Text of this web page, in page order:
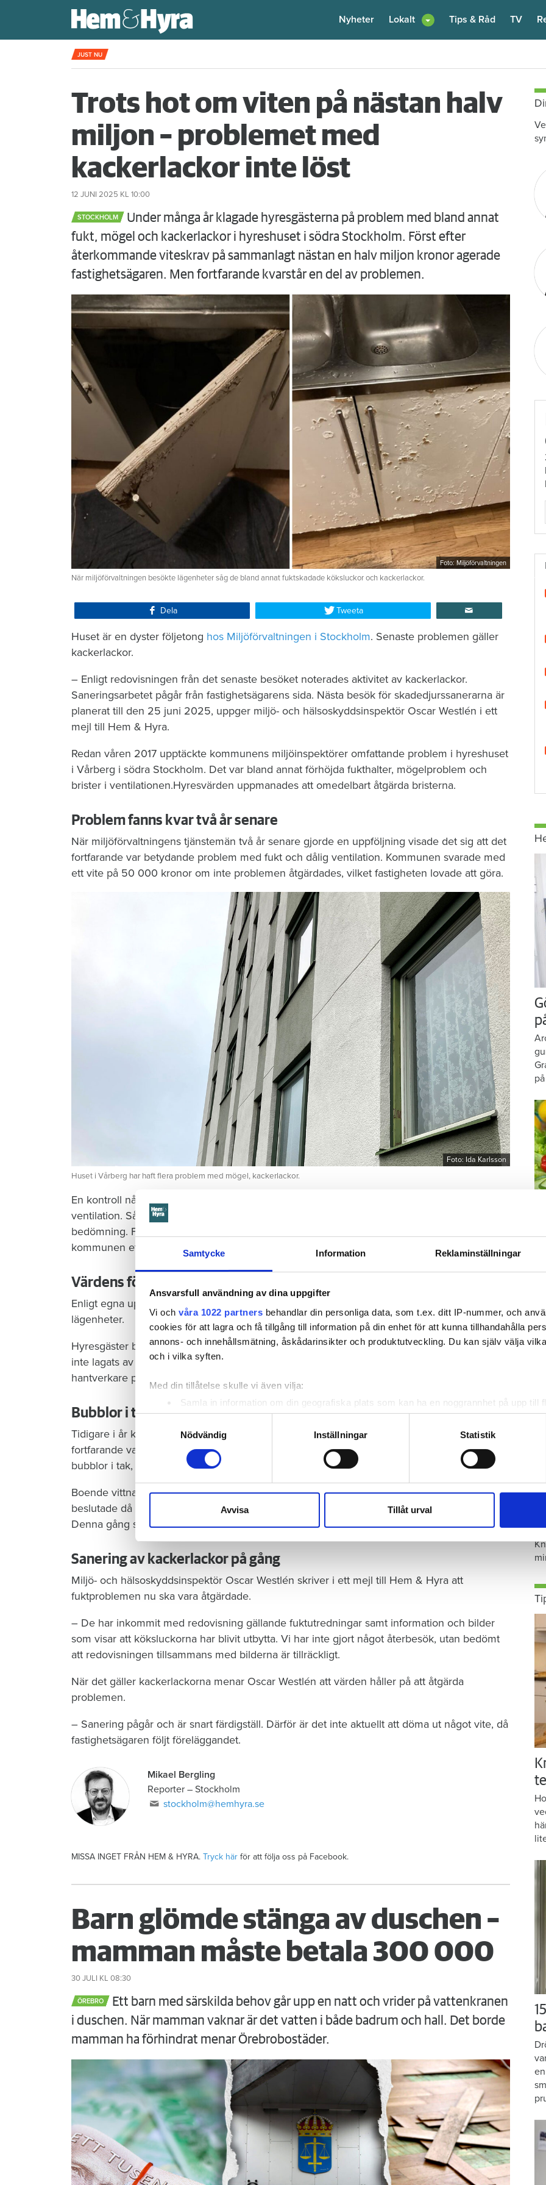
Samtycke Information Reklaminställningar
Ansvarsfull användning av dina uppgifter
Vi och våra 1022 partners behandlar din personliga data, som t.ex. ditt IP-nummer, och
cookies för att lagra och få tillgång till information på din enhet för att kunna tillhandahålla
annons- och innehållsmätning, åskådarinsikter och produktutveckling. Du kan själv välja
och i vilka syften.
Med din tillåtelse skulle vi även vilja:
Samla in information om din geografiska plats som kan ha en noggrannhet på upp till
Identifiera din enhet genom att aktivt skanna den för specifika kännetecken
Ta reda på mer om hur dina personliga uppgifter behandlas och ställ in dina preferenser i
eller dra tillbaka ditt samtycke när som helst från cookie-förklaringen.
sociala medier och analysera vår trafik. Vi vidarebefordrar även sådana identifierare och
till de sociala medier och annons- och analysföretag som vi samarbetar med. Dessa kan i
Samtyckesval
Nödvändig
Inställningar Statistik
Avvisa Tillåt urval
Nyheter Lokalt Tips & Råd TV
JUST NU
Trots hot om viten på nästan halv
miljon – problemet med
kackerlackor inte löst
12 JUNI 2025 KL 10:00
STOCKHOLM
Under många år klagade hyresgästerna på problem med bland annat
fukt, mögel och kackerlackor i hyreshuset i södra Stockholm. Först efter
återkommande viteskrav på sammanlagt nästan en halv miljon kronor agerade
fastighetsägaren. Men fortfarande kvarstår en del av problemen.
Foto: Miljöförvaltningen
När miljöförvaltningen besökte lägenheter såg de bland annat fuktskadade köksluckor och kackerlackor.
Dela Tweeta
Huset är en dyster följetong hos Miljöförvaltningen i Stockholm. Senaste problemen gäller
kackerlackor.
– Enligt redovisningen från det senaste besöket noterades aktivitet av kackerlackor.
Saneringsarbetet pågår från fastighetsägarens sida. Nästa besök för skadedjurssanerarna är
planerat till den 25 juni 2025, uppger miljö- och hälsoskyddsinspektör Oscar Westlén i ett
mejl till Hem & Hyra.
Redan våren 2017 upptäckte kommunens miljöinspektörer omfattande problem i hyreshuset
i Vårberg i södra Stockholm. Det var bland annat förhöjda fukthalter, mögelproblem och
brister i ventilationen.Hyresvärden uppmanades att omedelbart åtgärda bristerna.
Problem fanns kvar två år senare
När miljöförvaltningens tjänstemän två år senare gjorde en uppföljning visade det sig att det
fortfarande var betydande problem med fukt och dålig ventilation. Kommunen svarade med
ett vite på 50 000 kronor om inte problemen åtgärdades, vilket fastigheten lovade att göra.
Foto: Ida Karlsson
Huset i Vårberg har haft flera problem med mögel, kackerlackor.
En kontroll några år senare visade på fortsatta problem med fukt, svartmögel och dålig
ventilation. Så allvarliga problem att de boende hälsa riskerades, enligt kommunens
bedömning. För att pressa fastighetsägaren att verkligen åtgärda problemen satte
kommunen ett nytt vite, denna gång på 300 000 kronor.
Värdens förklaring
Enligt egna uppgifter har värden åtgärdat problemen, men haft svårt att få tillträde till alla
lägenheter.
Hyresgäster berättar å sina sida för Hem & Hyra om hur saker som gått sönder i fastigheten
inte lagats av värden trots felanmälan. Men också om att det i en del fall visserligen varit
hantverkare på plats, men att det inte har gjort någon skillnad för inomhusmiljön.
Bubblor i taket
Tidigare i år konstaterade tjänstemän från miljöförvaltningen efter en ny kontroll att det
fortfarande var låga frånluftsflöden i en del lägenheter, förhöjd fuktindikation i badrumstak,
bubblor i tak, fuktangripen kökslucka och drag från hål i golv mot yttervägg i vardagsrum.
Boende vittnade om problem med kackerlackor och lukt från avlopp. Stockholms kommun
beslutade då om ett nytt vitesföreläggande om inte problemen omedelbart åtgärdades.
Denna gång sattes vitesbeloppet till 150 000 kronor.
Sanering av kackerlackor på gång
Miljö- och hälsoskyddsinspektör Oscar Westlén skriver i ett mejl till Hem & Hyra att
fuktproblemen nu ska vara åtgärdade.
– De har inkommit med redovisning gällande fuktutredningar samt information och bilder
som visar att köksluckorna har blivit utbytta. Vi har inte gjort något återbesök, utan bedömt
att redovisningen tillsammans med bilderna är tillräckligt.
När det gäller kackerlackorna menar Oscar Westlén att värden håller på att åtgärda
problemen.
– Sanering pågår och är snart färdigställ. Därför är det inte aktuellt att döma ut något vite, då
fastighetsägaren följt föreläggandet.
Mikael Bergling
Reporter – Stockholm
stockholm@hemhyra.se
MISSA INGET FRÅN HEM & HYRA. Tryck här för att följa oss på Facebook.
Barn glömde stänga av duschen –
mamman måste betala 300 000
30 JULI KL 08:30
ÖREBRO
Ett barn med särskilda behov går upp en natt och vrider på vattenkranen
i duschen. När mamman vaknar är det vatten i både badrum och hall. Det borde
mamman ha förhindrat menar Örebrobostäder.